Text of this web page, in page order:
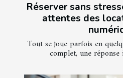
Réserver sans
attentes des
Tout se joue parfois en
complet, une réponse